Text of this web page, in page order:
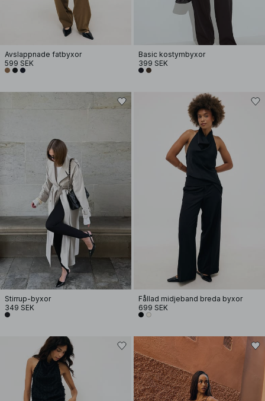
Avslappnade fatbyxor
599 SEK
Basic kostymbyxor
399 SEK
Stirrup-byxor
349 SEK
Fållad midjeband breda byxor
699 SEK